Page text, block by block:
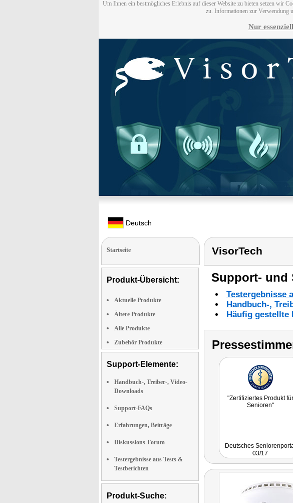
Um Ihnen ein bestmögliches Erlebnis auf dieser Website zu bieten setzen wir
zu. Informationen zur Verwendung
Nur
Deutsch
Startseite
Produkt-Übersicht:
Aktuelle Produkte
Ältere Produkte
Alle Produkte
Zubehör Produkte
Support-Elemente:
Handbuch-, Treiber-, Video-
Downloads
Support-FAQs
Erfahrungen, Beiträge
Diskussions-Forum
Testergebnisse aus Tests &
Testberichten
Produkt-Suche:
VisorTech
Support- und
Testergebnisse
Handbuch-,
Häufig gestellte
"Zertifiziertes Produkt für
Senioren"
Deutsches
03/17